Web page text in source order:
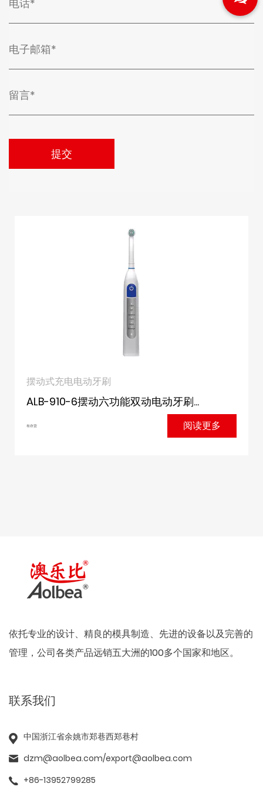
摆动式充电电动牙刷
ALB-910-6摆动六功能双动电动牙刷...
有存货 阅读更多
依托专业的设计、精良的模具制造、先进的设备以及完善的
管理，公司各类产品远销五大洲的100多个国家和地区。
联系我们
中国浙江省余姚市郑巷西郑巷村
dzm@aolbea.com/export@aolbea.com
+86-13952799285